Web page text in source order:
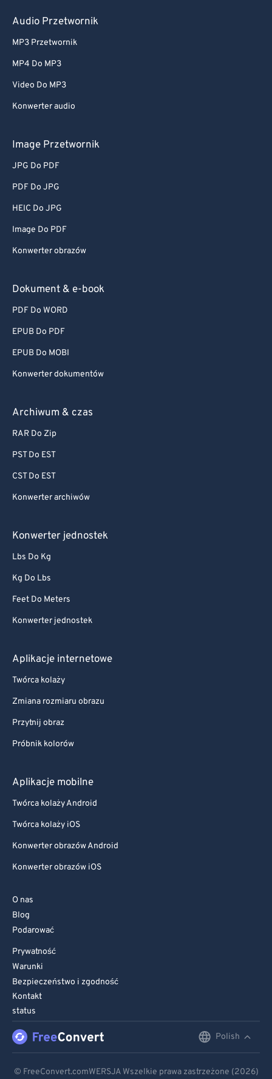
Audio Przetwornik
MP3 Przetwornik
MP4 Do MP3
Video Do MP3
Konwerter audio
Image Przetwornik
JPG Do PDF
PDF Do JPG
HEIC Do JPG
Image Do PDF
Konwerter obrazów
Dokument & e-book
PDF Do WORD
EPUB Do PDF
EPUB Do MOBI
Konwerter dokumentów
Archiwum & czas
RAR Do Zip
PST Do EST
CST Do EST
Konwerter archiwów
Konwerter jednostek
Lbs Do Kg
Kg Do Lbs
Feet Do Meters
Konwerter jednostek
Aplikacje internetowe
Twórca kolaży
Zmiana rozmiaru obrazu
Przytnij obraz
Próbnik kolorów
Aplikacje mobilne
Twórca kolaży Android
Twórca kolaży iOS
Konwerter obrazów Android
Konwerter obrazów iOS
O nas
Blog
Podarować
Prywatność
Warunki
Bezpieczeństwo i zgodność
Kontakt
status
Polish
© FreeConvert.comWERSJA Wszelkie prawa zastrzeżone (2026)